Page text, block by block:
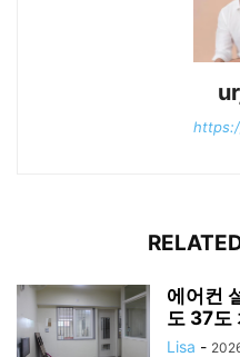
에어컨
도 37도
Lisa -